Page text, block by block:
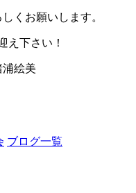
くお願いします。
え下さい！
浦絵美
ブログ一覧